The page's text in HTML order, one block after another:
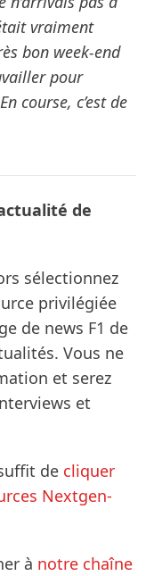
vraiment
bon week-end
pour
course, c’est de
de
sélectionnez
privilégiée
de news F1 de
Vous ne
et serez
et
de cliquer
Nextgen-
à notre chaîne